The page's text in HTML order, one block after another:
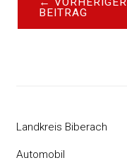
BEITRAG
Landkreis Biberach
Automobil